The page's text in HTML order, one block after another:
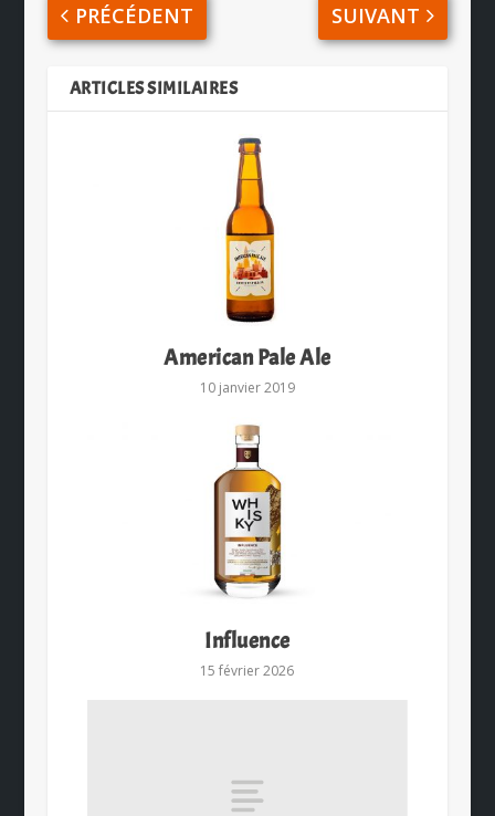
PRÉCÉDENT SUIVANT
ARTICLES SIMILAIRES
American Pale Ale
10 janvier 2019
Influence
15 février 2026